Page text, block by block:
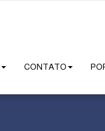
CONTATO